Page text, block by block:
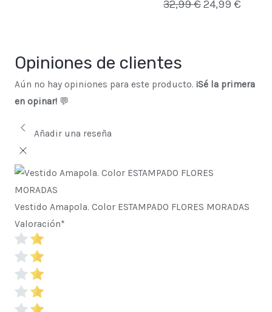
29,99 €.32,99€32,99 €.
24,99 €24,99
Opiniones de clientes
Aún no hay opiniones para este producto. ¡Sé la primera
en opinar!💬
Añadir una reseña
Vestido Amapola. Color ESTAMPADO FLORES MORADAS
Valoración*